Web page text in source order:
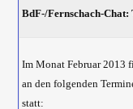
BdF-/Fernschach-
Im Monat Februar 2013
an den folgenden
statt: